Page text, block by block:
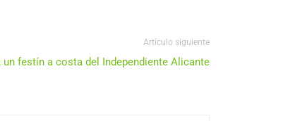
Artículo siguiente
festín a costa del Independiente Alicante